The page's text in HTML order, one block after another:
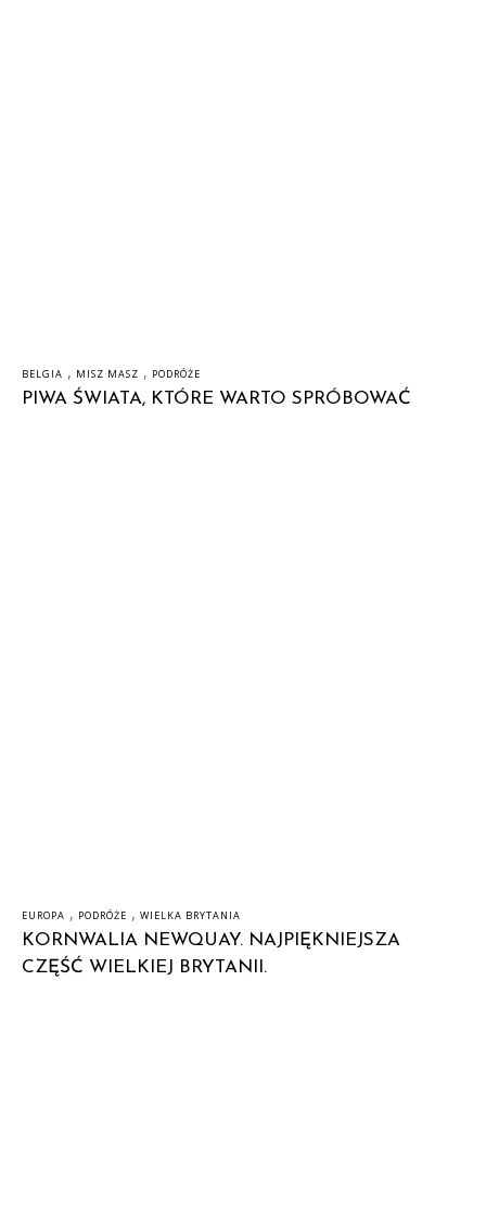
BELGIA , MISZ MASZ , PODRÓŻE
PIWA ŚWIATA, KTÓRE WARTO SPRÓBOWAĆ
EUROPA , PODRÓŻE , WIELKA BRYTANIA
KORNWALIA NEWQUAY. NAJPIĘKNIEJSZA
CZĘŚĆ WIELKIEJ BRYTANII.